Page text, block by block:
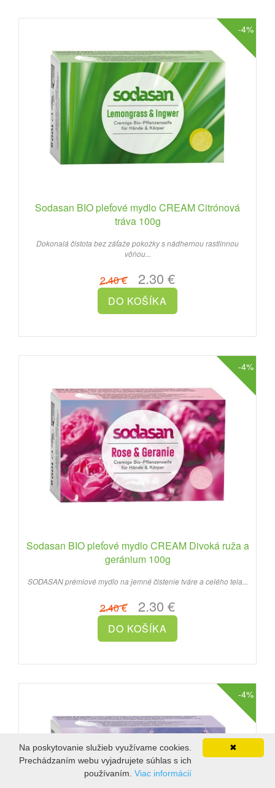
-4%
Sodasan BIO pleťové mydlo CREAM Citrónová
tráva 100g
Dokonalá čistota bez záťaže pokožky s nádhernou rastlinnou
vôňou...
2.40 €2.30 €
-4%
Sodasan BIO pleťové mydlo CREAM Divoká ruža a
geránium 100g
SODASAN prémiové mydlo na jemné čistenie tváre a celého tela...
2.40 €2.30 €
-4%
✖
Na poskytovanie služieb využívame cookies.
Prechádzaním webu vyjadrujete súhlas s ich
používaním. Viac informácií